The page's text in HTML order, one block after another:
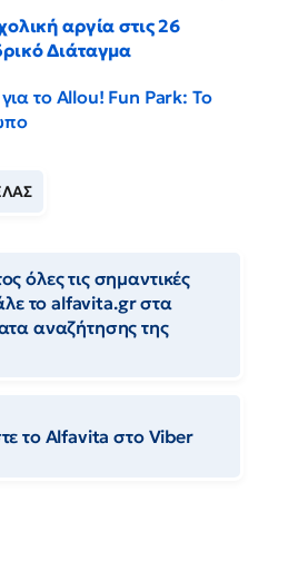
αργία στις 26
Διάταγμα
το Allou! Fun Park: Το
όλες τις σημαντικές
το alfavita.gr στα
αναζήτησης της
το Αlfavita στο Viber